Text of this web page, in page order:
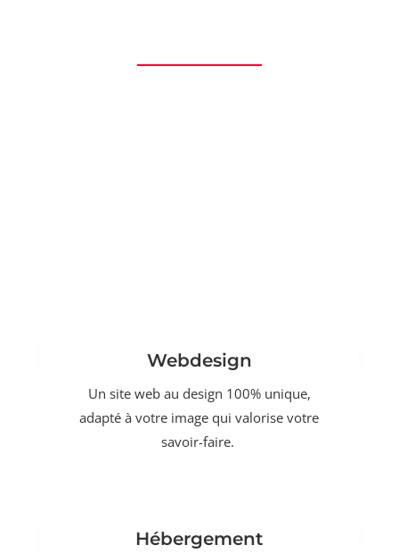
Webdesign
Un site web au design 100% unique,
adapté à votre image qui valorise votre
savoir-faire.
Hébergement